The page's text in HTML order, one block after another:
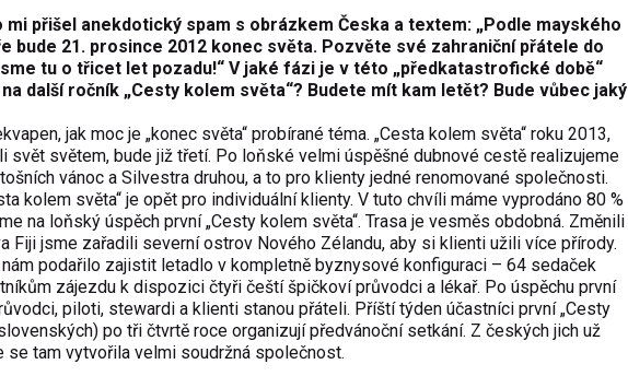
mi přišel anekdotický spam s obrázkem Česka a textem: „Podle mayského
bude 21. prosince 2012 konec světa. Pozvěte své zahraniční přátele do
tu o třicet let pozadu!“ V jaké fázi je v této „předkatastrofické době“
další ročník „Cesty kolem světa“? Budete mít kam letět? Bude vůbec jaký
jak moc je „konec světa“ probírané téma. „Cesta kolem světa“ roku 2013,
svět světem, bude již třetí. Po loňské velmi úspěšné dubnové cestě realizujeme
vánoc a Silvestra druhou, a to pro klienty jedné renomované společnosti.
kolem světa“ je opět pro individuální klienty. V tuto chvíli máme vyprodáno 80 %
na loňský úspěch první „Cesty kolem světa“. Trasa je vesměs obdobná. Změnili
Fiji jsme zařadili severní ostrov Nového Zélandu, aby si klienti užili více přírody.
podařilo zajistit letadlo v kompletně byznysové konfiguraci – 64 sedaček
zájezdu k dispozici čtyři čeští špičkoví průvodci a lékař. Po úspěchu první
piloti, stewardi a klienti stanou přáteli. Příští týden účastníci první „Cesty
po tři čtvrtě roce organizují předvánoční setkání. Z českých jich už
tam vytvořila velmi soudržná společnost.